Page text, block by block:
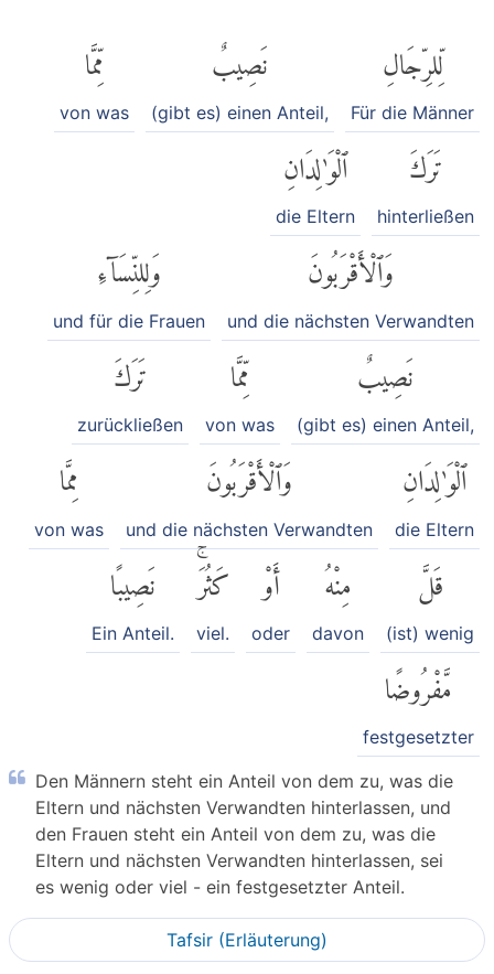
لِّلرِّجَالِ
Für die Männer
نَصِيبٌ
(gibt es) einen Anteil,
مِّمَّا
von was
تَرَكَ
hinterließen
ٱلْوَٰلِدَانِ
die Eltern
وَٱلْأَقْرَبُونَ
und die nächsten Verwandten
وَلِلنِّسَآءِ
und für die Frauen
نَصِيبٌ
(gibt es) einen Anteil,
مِّمَّا
von was
تَرَكَ
zurückließen
ٱلْوَٰلِدَانِ
die Eltern
وَٱلْأَقْرَبُونَ
und die nächsten Verwandten
مِمَّا
von was
قَلَّ
(ist) wenig
مِنْهُ
davon
أَوْ
oder
كَثُرَۚ
viel.
نَصِيبًا
Ein Anteil.
مَّفْرُوضًا
festgesetzter
Den Männern steht ein Anteil von dem zu, was die
Eltern und nächsten Verwandten hinterlassen, und
den Frauen steht ein Anteil von dem zu, was die
Eltern und nächsten Verwandten hinterlassen, sei
es wenig oder viel - ein festgesetzter Anteil.
Tafsir (Erläuterung)